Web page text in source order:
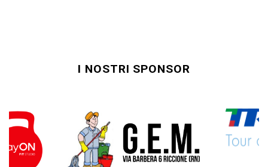
I NOSTRI SPONSOR